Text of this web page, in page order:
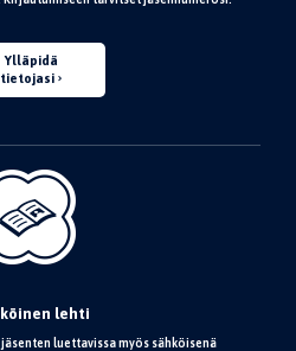
Ylläpidä
tietojasi
lehti
luettavissa myös sähköisenä